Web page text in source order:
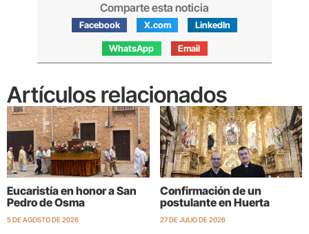
Comparte esta noticia
Facebook X.com LinkedIn
WhatsApp Email
Artículos relacionados
Eucaristía en honor a San
Pedro de Osma
5 DE AGOSTO DE 2026
Confirmación de un
postulante en Huerta
27 DE JULIO DE 2026